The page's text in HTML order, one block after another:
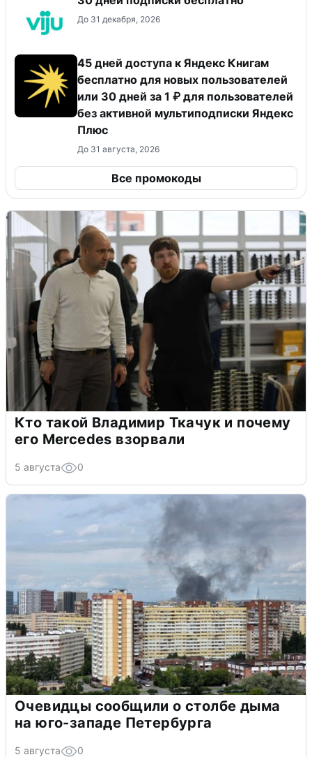
До 31 декабря, 2026
45 дней доступа к Яндекс Книгам
бесплатно для новых пользователей
или 30 дней за 1 ₽ для пользователей
без активной мультиподписки Яндекс
Плюс
До 31 августа, 2026
Все промокоды
Кто такой Владимир Ткачук и почему
его Mercedes взорвали
5 августа 0
Очевидцы сообщили о столбе дыма
на юго-западе Петербурга
5 августа 0